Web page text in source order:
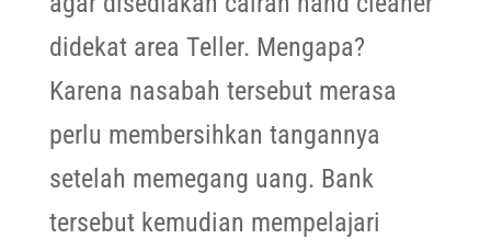
didekat area Teller. Mengapa?
Karena nasabah tersebut merasa
perlu membersihkan tangannya
setelah memegang uang. Bank
tersebut kemudian mempelajari